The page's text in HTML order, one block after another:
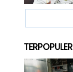
TERPOPULER